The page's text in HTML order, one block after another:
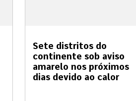
Sete distritos do
continente sob aviso
amarelo nos próximos
dias devido ao calor